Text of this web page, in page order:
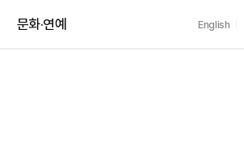
문화·연예 English